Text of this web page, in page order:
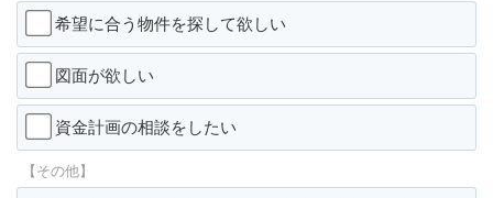
希望に合う物件を探して欲しい
図面が欲しい
資金計画の相談をしたい
【その他】